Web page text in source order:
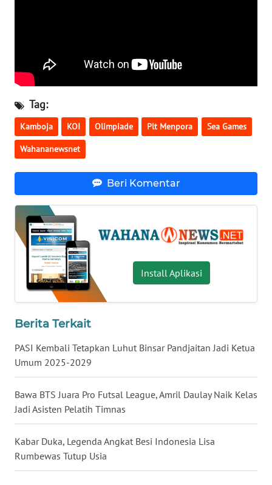
Tag:
Kamboja KOI Olimpiade Plt Menpora Sea Games
Wahananewsnet
Beri Komentar
Install Aplikasi
Berita Terkait
PASI Kembali Tetapkan Luhut Binsar Pandjaitan Jadi Ketua
Umum 2025-2029
Bawa BTS Juara Pro Futsal League, Amril Daulay Naik Kelas
Jadi Asisten Pelatih Timnas
Kabar Duka, Legenda Angkat Besi Indonesia Lisa
Rumbewas Tutup Usia
WN
SUMSEL
WN
BENGKULU
WN
JATENG
WN
NUSANTARA
WN
BALI
KALBAR